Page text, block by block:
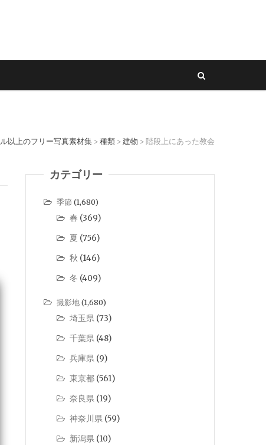
以上のフリー写真素材集 > 種類 > 建物 > 階段上にあった教会
カテゴリー
季節 (1,680)
春 (369)
夏 (756)
秋 (146)
冬 (409)
撮影地(1,680)
埼玉県 (73)
千葉県 (48)
兵庫県 (9)
東京都 (561)
奈良県 (19)
神奈川県 (59)
新潟県 (10)